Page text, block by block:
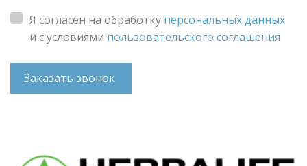
Я согласен на обработку персональных данных
и с условиями пользовательского соглашения
Заказать звонок